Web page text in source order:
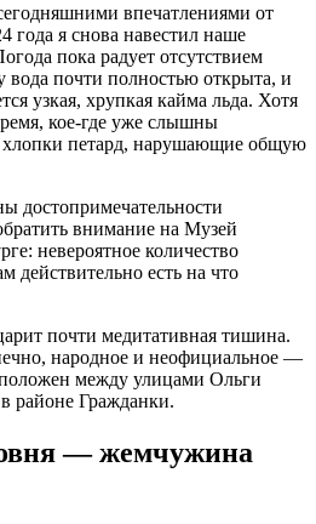
впечатлениями от
года я снова навестил наше
пока радует отсутствием
вода почти полностью открыта, и
узкая, хрупкая кайма льда. Хотя
кое-где уже слышны
хлопки петард, нарушающие общую
достопримечательности
внимание на Музей
невероятное количество
действительно есть на что
почти медитативная тишина.
народное и неофициальное —
между улицами Ольги
районе Гражданки.
— жемчужина